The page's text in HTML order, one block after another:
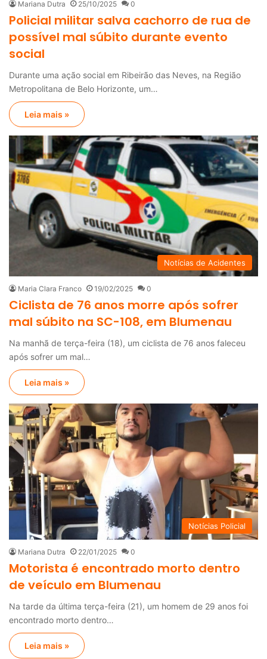
Mariana Dutra 25/10/2025 0
Policial militar salva cachorro de rua de
possível mal súbito durante evento
social
Durante uma ação social em Ribeirão das Neves, na Região
Metropolitana de Belo Horizonte, um…
Leia mais »
Notícias de Acidentes
Maria Clara Franco 19/02/2025 0
Ciclista de 76 anos morre após sofrer
mal súbito na SC-108, em Blumenau
Na manhã de terça-feira (18), um ciclista de 76 anos faleceu
após sofrer um mal…
Leia mais »
Notícias Policial
Mariana Dutra 22/01/2025 0
Motorista é encontrado morto dentro
de veículo em Blumenau
Na tarde da última terça-feira (21), um homem de 29 anos foi
encontrado morto dentro…
Leia mais »